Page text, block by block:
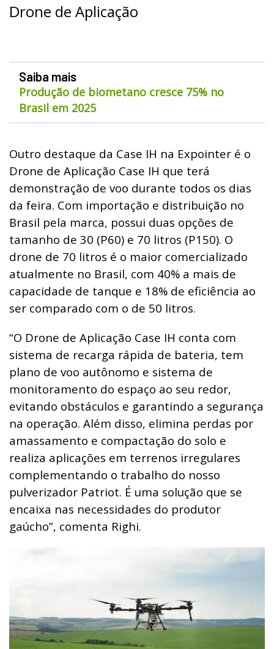
Drone de Aplicação
Saiba mais
Produção de biometano cresce 75% no
Brasil em 2025
Outro destaque da Case IH na Expointer é o
Drone de Aplicação Case IH que terá
demonstração de voo durante todos os dias
da feira. Com importação e distribuição no
Brasil pela marca, possui duas opções de
tamanho de 30 (P60) e 70 litros (P150). O
drone de 70 litros é o maior comercializado
atualmente no Brasil, com 40% a mais de
capacidade de tanque e 18% de eficiência ao
ser comparado com o de 50 litros.
“O Drone de Aplicação Case IH conta com
sistema de recarga rápida de bateria, tem
plano de voo autônomo e sistema de
monitoramento do espaço ao seu redor,
evitando obstáculos e garantindo a segurança
na operação. Além disso, elimina perdas por
amassamento e compactação do solo e
realiza aplicações em terrenos irregulares
complementando o trabalho do nosso
pulverizador Patriot. É uma solução que se
encaixa nas necessidades do produtor
gaúcho”, comenta Righi.